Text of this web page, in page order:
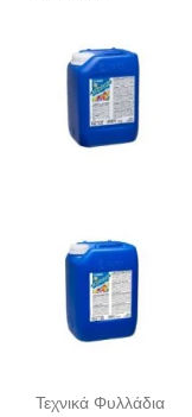
Τεχνικά Φυλλάδια